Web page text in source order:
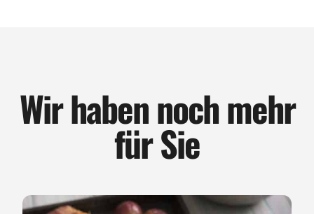
Wir haben noch mehr
für Sie